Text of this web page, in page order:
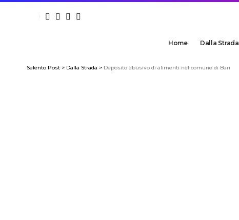
Home Dalla Strada
Salento Post > Dalla Strada > Deposito abusivo di alimenti nel comune di Bari